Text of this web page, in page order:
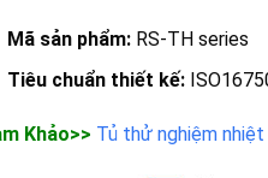
Mã sản phẩm:RS-TH series
Tiêu chuẩn thiết kế:
Khảo>> Tủ thử nghiệm